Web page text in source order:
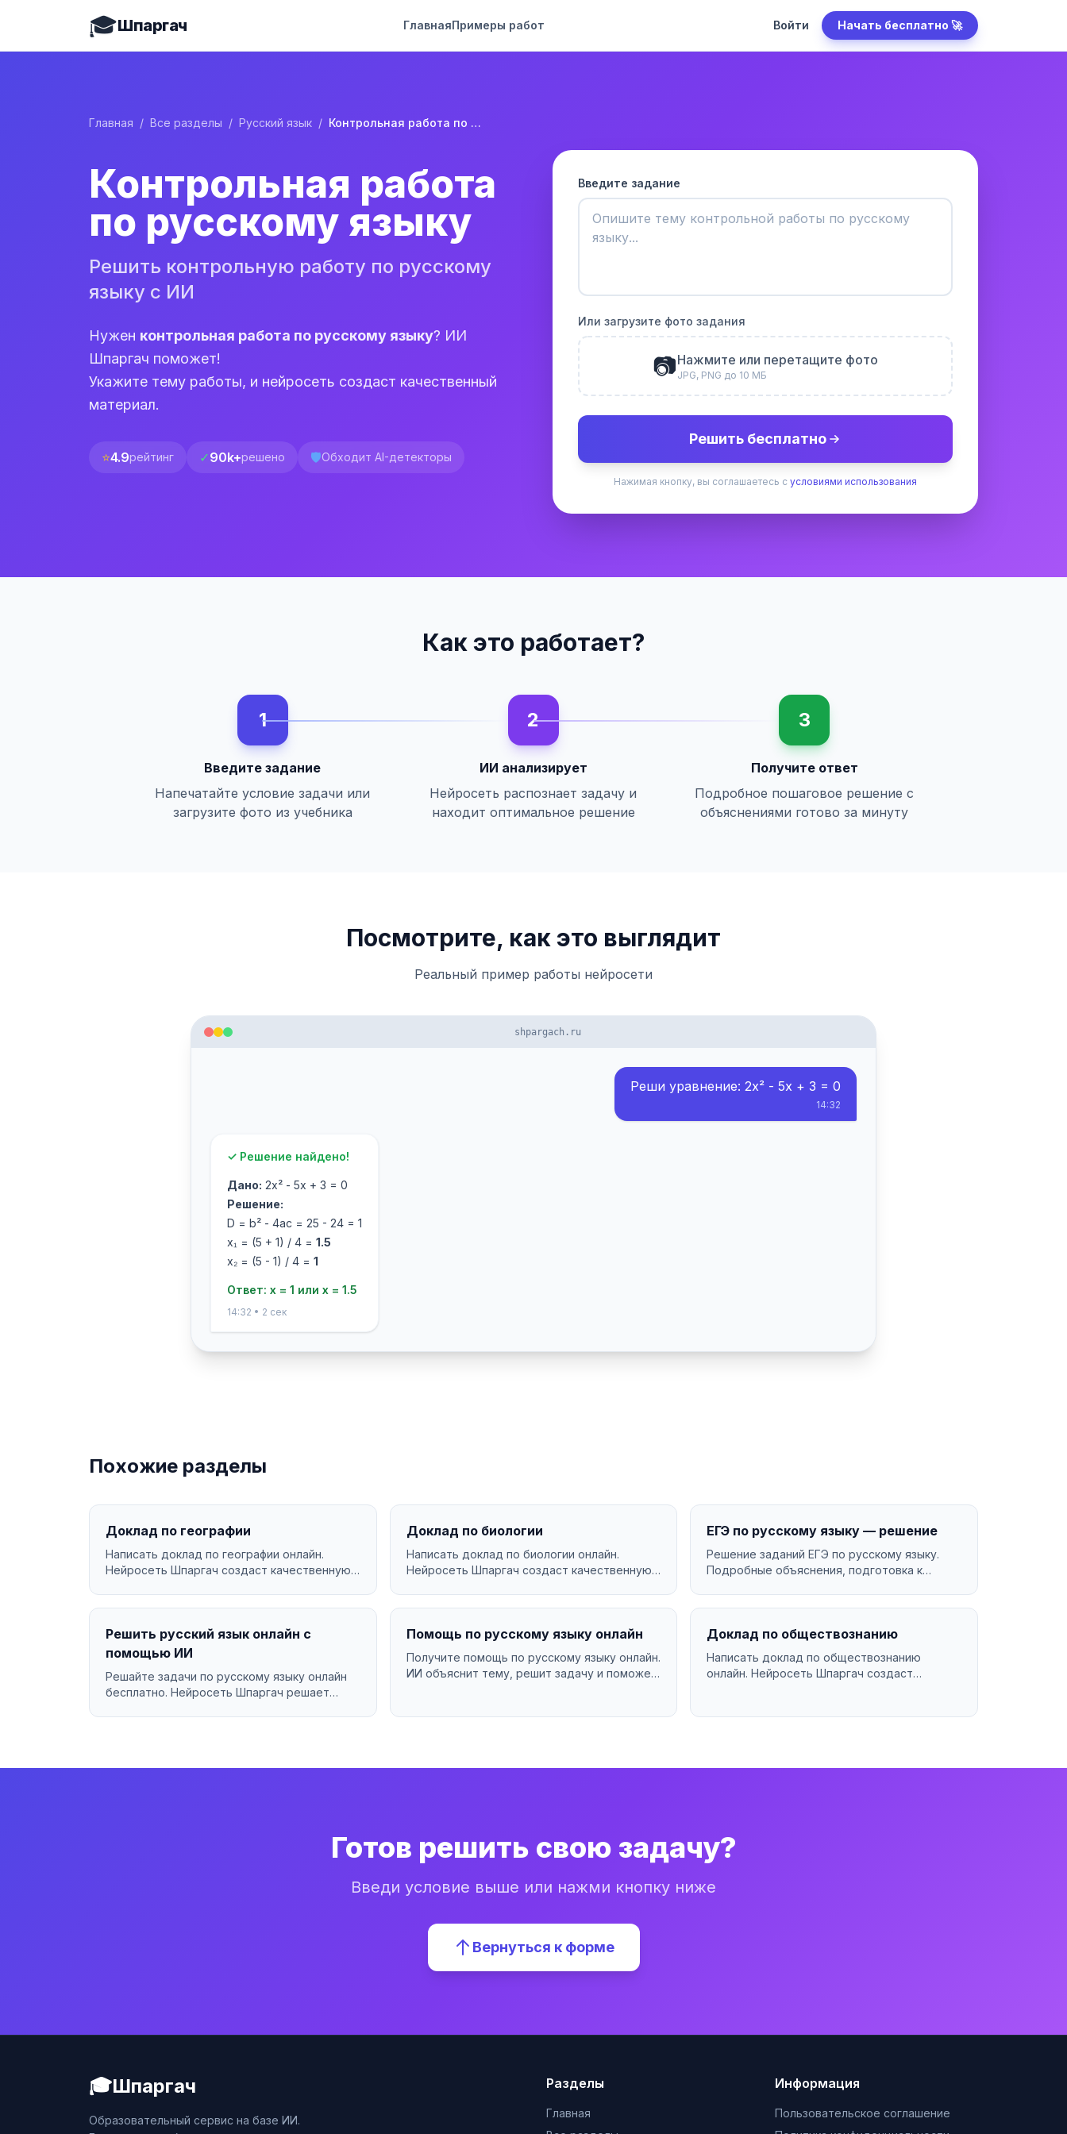
🎓Шпаргач ГлавнаяПримеры работ Войти Начать бесплатно 🚀
Главная / Все разделы / Русский язык / Контрольная работа по русскому языку
Контрольная работа
по русскому языку
Решить контрольную работу по русскому
языку с ИИ
Нужен контрольная работа по русскому языку? ИИ
Шпаргач поможет!
Укажите тему работы, и нейросеть создаст качественный
материал.
⭐4.9рейтинг ✓90k+решено 🛡️Обходит AI-детекторы
Введите задание
Или загрузите фото задания
📷Нажмите или перетащите фото
JPG, PNG до 10 МБ
Решить бесплатно
Нажимая кнопку, вы соглашаетесь с условиями использования
Как это работает?
1
Введите задание
Напечатайте условие задачи или
загрузите фото из учебника
2
ИИ анализирует
Нейросеть распознает задачу и
находит оптимальное решение
3
Получите ответ
Подробное пошаговое решение с
объяснениями готово за минуту
Посмотрите, как это выглядит
Реальный пример работы нейросети
shpargach.ru
Реши уравнение: 2x² - 5x + 3 = 0
14:32
✓ Решение найдено!
Дано: 2x² - 5x + 3 = 0
Решение:
D = b² - 4ac = 25 - 24 = 1
x₁ = (5 + 1) / 4 = 1.5
x₂ = (5 - 1) / 4 = 1
Ответ: x = 1 или x = 1.5
14:32 • 2 сек
Похожие разделы
Доклад по географии
Написать доклад по географии онлайн.
Нейросеть Шпаргач создаст качественную
Доклад по биологии
Написать доклад по биологии онлайн.
Нейросеть Шпаргач создаст качественную
ЕГЭ по русскому языку — решение
Решение заданий ЕГЭ по русскому языку.
Подробные объяснения, подготовка к
Решить русский язык онлайн с
помощью ИИ
Решайте задачи по русскому языку онлайн
бесплатно. Нейросеть Шпаргач решает
Помощь по русскому языку онлайн
Получите помощь по русскому языку онлайн.
ИИ объяснит тему, решит задачу и поможет
Доклад по обществознанию
Написать доклад по обществознанию
онлайн. Нейросеть Шпаргач создаст
Готов решить свою задачу?
Введи условие выше или нажми кнопку ниже
Вернуться к форме
🎓Шпаргач
Образовательный сервис на базе ИИ.
Разделы
Главная
Информация
Пользовательское соглашение